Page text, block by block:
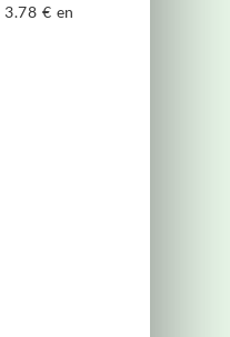
3.78 € en